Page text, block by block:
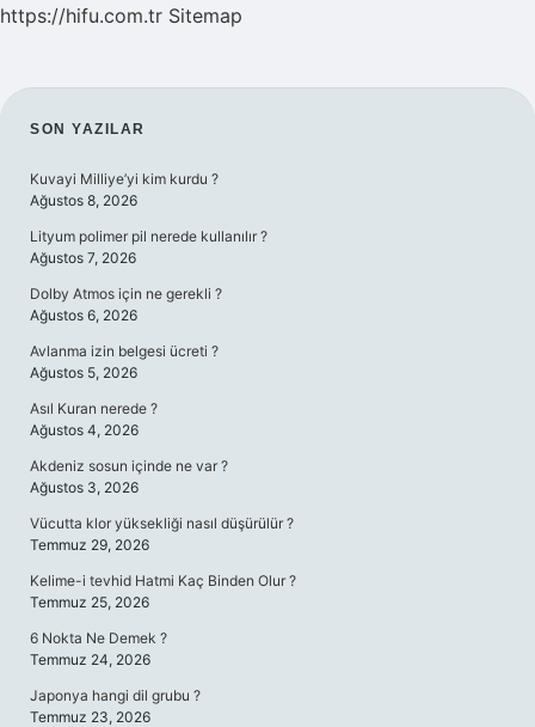
https://hifu.com.tr Sitemap
SIDEBAR
SON YAZILAR
Kuvayi Milliye’yi kim kurdu ?
Ağustos 8, 2026
Lityum polimer pil nerede kullanılır ?
Ağustos 7, 2026
Dolby Atmos için ne gerekli ?
Ağustos 6, 2026
Avlanma izin belgesi ücreti ?
Ağustos 5, 2026
Asıl Kuran nerede ?
Ağustos 4, 2026
Akdeniz sosun içinde ne var ?
Ağustos 3, 2026
Vücutta klor yüksekliği nasıl düşürülür ?
Temmuz 29, 2026
Kelime-i tevhid Hatmi Kaç Binden Olur ?
Temmuz 25, 2026
6 Nokta Ne Demek ?
Temmuz 24, 2026
Japonya hangi dil grubu ?
Temmuz 23, 2026